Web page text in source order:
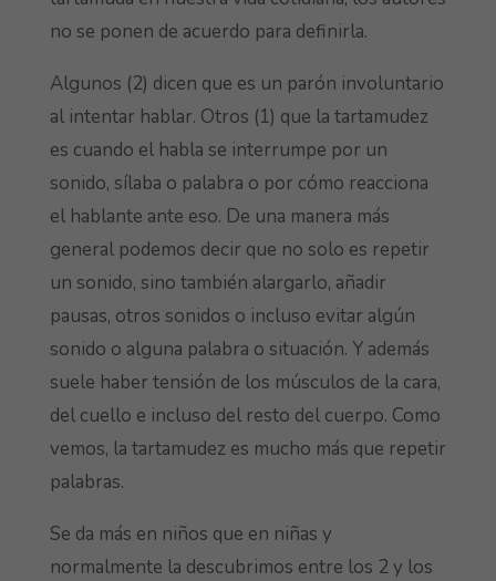
no se ponen de acuerdo para definirla.
Algunos (2) dicen que es un parón involuntario
al intentar hablar. Otros (1) que la tartamudez
es cuando el habla se interrumpe por un
sonido, sílaba o palabra o por cómo reacciona
el hablante ante eso. De una manera más
general podemos decir que no solo es repetir
un sonido, sino también alargarlo, añadir
pausas, otros sonidos o incluso evitar algún
sonido o alguna palabra o situación. Y además
suele haber tensión de los músculos de la cara,
del cuello e incluso del resto del cuerpo. Como
vemos, la tartamudez es mucho más que repetir
palabras.
Se da más en niños que en niñas y
normalmente la descubrimos entre los 2 y los